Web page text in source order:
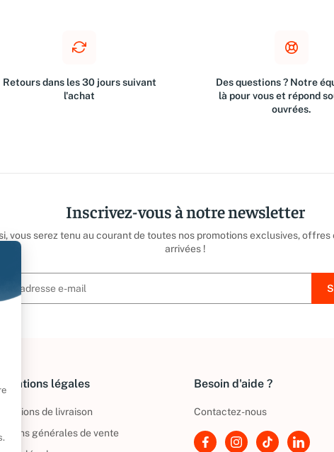
Retours dans les 30 jours suivant
l'achat
Des questions ? Notre
là pour vous et répond
ouvrées.
Inscrivez-vous à notre newsletter
vous serez tenu au courant de toutes nos promotions exclusives, offres
arrivées !
légales
de livraison
générales de vente
Besoin d'aide ?
Contactez-nous